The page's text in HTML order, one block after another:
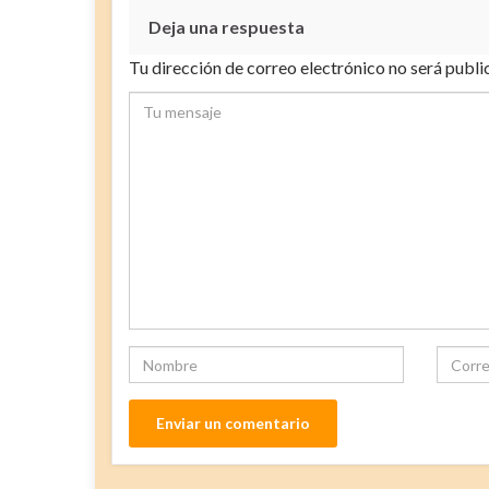
Deja una respuesta
Tu dirección de correo electrónico no será